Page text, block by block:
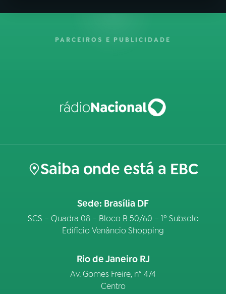
PARCEIROS E PUBLICIDADE
Saiba onde está a EBC
Sede: Brasília DF
SCS – Quadra 08 – Bloco B 50/60 – 1º Subsolo
Edifício Venâncio Shopping
Rio de Janeiro RJ
Av. Gomes Freire, n° 474
Centro